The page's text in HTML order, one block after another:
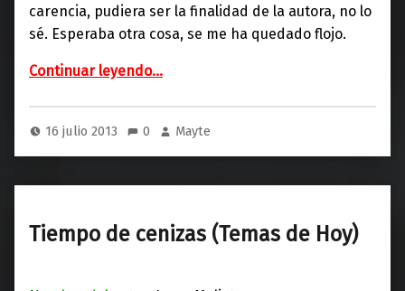
carencia, pudiera ser la finalidad de la autora, no lo
sé. Esperaba otra cosa, se me ha quedado flojo.
Continuar leyendo…
16 julio 2013 0 Mayte
Tiempo de cenizas (Temas de Hoy)